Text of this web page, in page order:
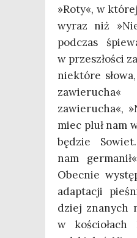
»Roty«, w
wyraz niż
pod­czas
w prze­szło­ści
nie­któ­re
zawie­ru­cha«
zawie­ru­cha«,
miec pluł nam
będzie
nam
Obec­nie
adap­ta­cji
dziej zna­nych
w kościo­łach